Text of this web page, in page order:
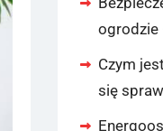
ogrodzie
Czym
się